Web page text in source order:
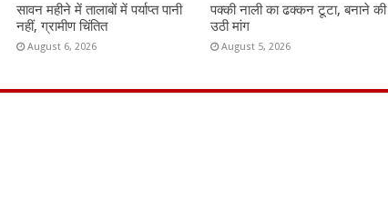
सावन महीने में तालाबों में पर्याप्त पानी
नहीं, ग्रामीण चिंतित
August 6, 2026
पक्की नाली का ढक्कन टूटा, बनाने की
उठी मांग
August 5, 2026